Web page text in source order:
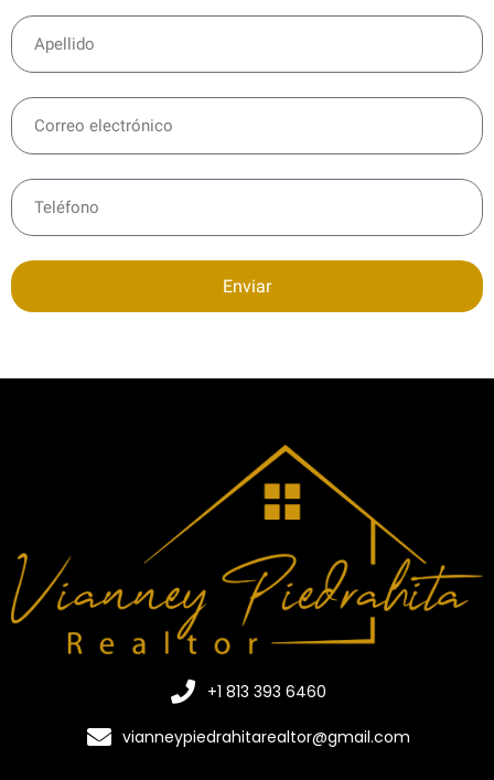
Enviar
+1 813 393 6460
vianneypiedrahitarealtor@gmail.com